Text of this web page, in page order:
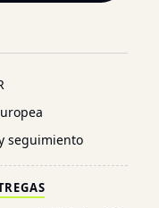
seguimiento